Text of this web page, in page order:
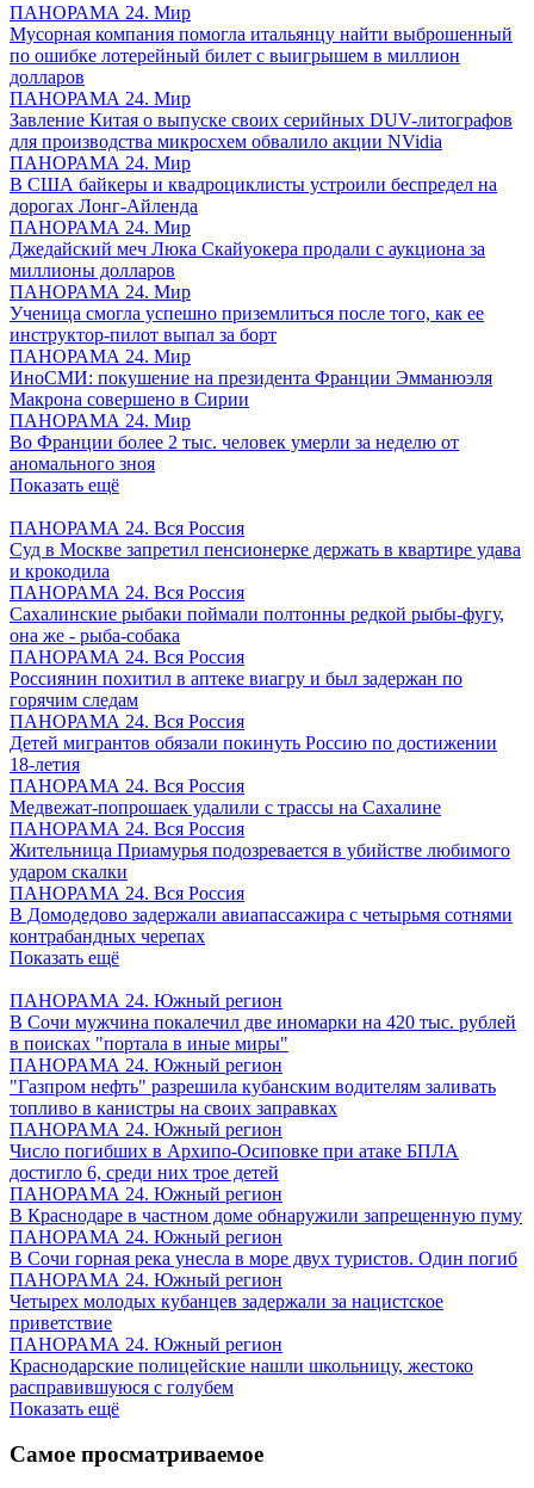
ПАНОРАМА 24. Мир
Мусорная компания помогла итальянцу найти выброшенный
по ошибке лотерейный билет с выигрышем в миллион
долларов
ПАНОРАМА 24. Мир
Завление Китая о выпуске своих серийных DUV-литографов
для производства микросхем обвалило акции NVidia
ПАНОРАМА 24. Мир
В США байкеры и квадроциклисты устроили беспредел на
дорогах Лонг-Айленда
ПАНОРАМА 24. Мир
Джедайский меч Люка Скайуокера продали с аукциона за
миллионы долларов
ПАНОРАМА 24. Мир
Ученица смогла успешно приземлиться после того, как ее
инструктор-пилот выпал за борт
ПАНОРАМА 24. Мир
ИноСМИ: покушение на президента Франции Эмманюэля
Макрона совершено в Сирии
ПАНОРАМА 24. Мир
Во Франции более 2 тыс. человек умерли за неделю от
аномального зноя
Показать ещё
ПАНОРАМА 24. Вся Россия
Суд в Москве запретил пенсионерке держать в квартире удава
и крокодила
ПАНОРАМА 24. Вся Россия
Сахалинские рыбаки поймали полтонны редкой рыбы-фугу,
она же - рыба-собака
ПАНОРАМА 24. Вся Россия
Россиянин похитил в аптеке виагру и был задержан по
горячим следам
ПАНОРАМА 24. Вся Россия
Детей мигрантов обязали покинуть Россию по достижении
18-летия
ПАНОРАМА 24. Вся Россия
Медвежат-попрошаек удалили с трассы на Сахалине
ПАНОРАМА 24. Вся Россия
Жительница Приамурья подозревается в убийстве любимого
ударом скалки
ПАНОРАМА 24. Вся Россия
В Домодедово задержали авиапассажира с четырьмя сотнями
контрабандных черепах
Показать ещё
ПАНОРАМА 24. Южный регион
В Сочи мужчина покалечил две иномарки на 420 тыс. рублей
в поисках "портала в иные миры"
ПАНОРАМА 24. Южный регион
"Газпром нефть" разрешила кубанским водителям заливать
топливо в канистры на своих заправках
ПАНОРАМА 24. Южный регион
Число погибших в Архипо-Осиповке при атаке БПЛА
достигло 6, среди них трое детей
ПАНОРАМА 24. Южный регион
В Краснодаре в частном доме обнаружили запрещенную пуму
ПАНОРАМА 24. Южный регион
В Сочи горная река унесла в море двух туристов. Один погиб
ПАНОРАМА 24. Южный регион
Четырех молодых кубанцев задержали за нацистское
приветствие
ПАНОРАМА 24. Южный регион
Краснодарские полицейские нашли школьницу, жестоко
расправившуюся с голубем
Показать ещё
Самое просматриваемое